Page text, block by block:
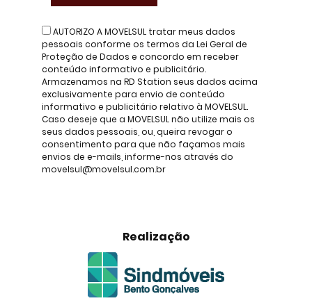
AUTORIZO A MOVELSUL tratar meus dados
pessoais conforme os termos da Lei Geral de
Proteção de Dados e concordo em receber
conteúdo informativo e publicitário.
Armazenamos na RD Station seus dados acima
exclusivamente para envio de conteúdo
informativo e publicitário relativo à MOVELSUL.
Caso deseje que a MOVELSUL não utilize mais os
seus dados pessoais, ou, queira revogar o
consentimento para que não façamos mais
envios de e-mails, informe-nos através do
movelsul@movelsul.com.br
Realização